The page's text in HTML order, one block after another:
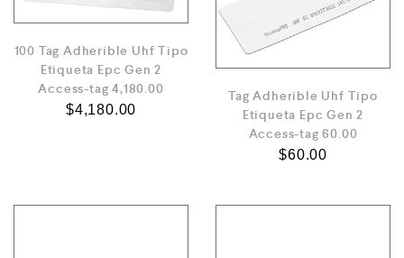
100 Tag Adherible Uhf Tipo
Etiqueta Epc Gen 2
Access-tag 4,180.00
$4,180.00
Tag Adherible Uhf Tipo
Etiqueta Epc Gen 2
Access-tag 60.00
$60.00